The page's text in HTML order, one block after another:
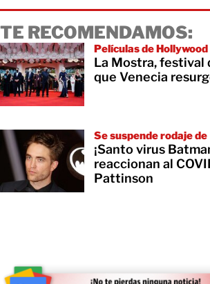
TE RECOMENDAMOS:
Películas de Hollywood
La Mostra, festival
que Venecia
Se suspende rodaje de
¡Santo virus
reaccionan al
Pattinson